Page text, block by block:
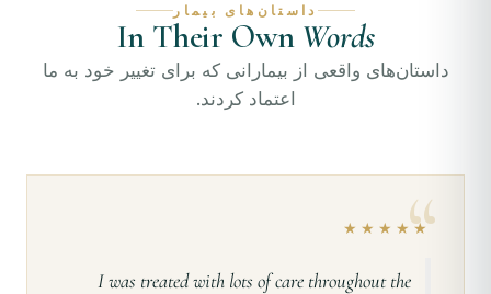
داستان‌های بیمار
In Their Own Words
داستان‌های واقعی از بیمارانی که برای تغییر خود به ما
اعتماد کردند.
★★★★★
I was treated with lots of care throughout the